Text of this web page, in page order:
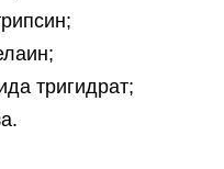
тригидрат;